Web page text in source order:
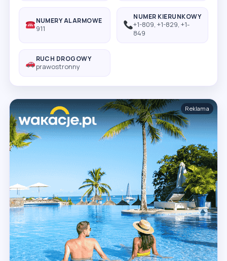
NUMERY ALARMOWE
911
NUMER KIERUNKOWY
+1-809, +1-829, +1-
849
RUCH DROGOWY
prawostronny
Reklama